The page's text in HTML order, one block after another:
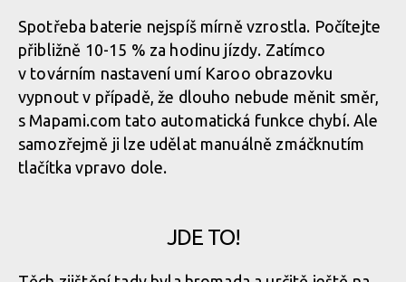
Mapy.com na Hammerhead Karoo
Mapy.com na Hammerhead Karoo
Spotřeba baterie nejspíš mírně vzrostla. Počítejte
přibližně 10-15 % za hodinu jízdy. Zatímco
v továrním nastavení umí Karoo obrazovku
vypnout v případě, že dlouho nebude měnit směr,
s Mapami.com tato automatická funkce chybí. Ale
samozřejmě ji lze udělat manuálně zmáčknutím
tlačítka vpravo dole.
JDE TO!